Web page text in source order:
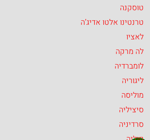
טוסקנה
טרנטינו אלטו אדיג’ה
לאציו
לה מרקה
לומברדיה
ליגוריה
מוליסה
סיציליה
סרדיניה